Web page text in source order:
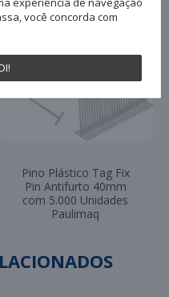
Pino Plástico Tag Fix
Pin Antifurto 40mm
com 5.000 Unidades
Paulimaq
você concorda com